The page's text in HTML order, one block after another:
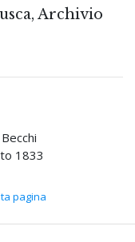
Archivio
1833
pagina